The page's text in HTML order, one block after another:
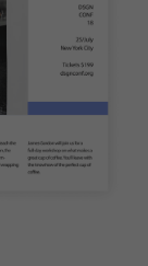
vous soyez